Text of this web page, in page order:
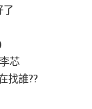
了
芯
找誰??